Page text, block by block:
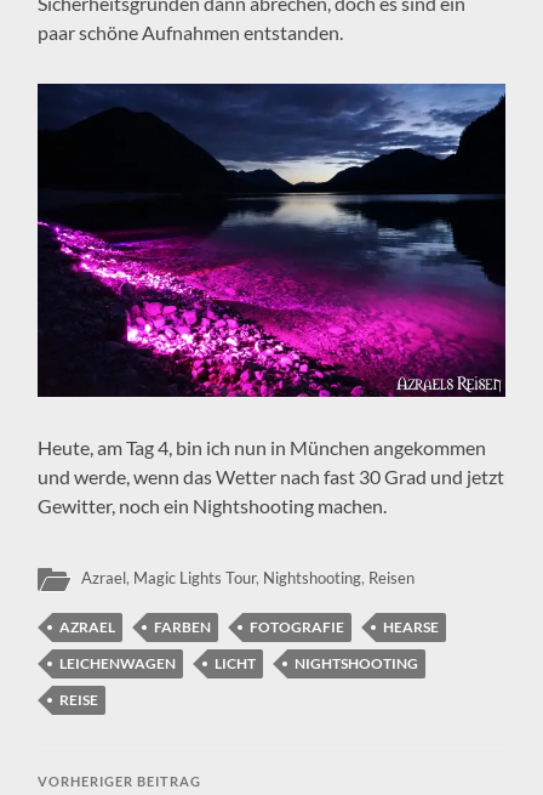
paar schöne Aufnahmen entstanden.
Heute, am Tag 4, bin ich nun in München angekommen
und werde, wenn das Wetter nach fast 30 Grad und jetzt
Gewitter, noch ein Nightshooting machen.
Azrael, Magic Lights Tour, Nightshooting, Reisen
AZRAEL FARBEN FOTOGRAFIE
HEARSE
LEICHENWAGEN
LICHT
NIGHTSHOOTING
REISE
VORHERIGER BEITRAG